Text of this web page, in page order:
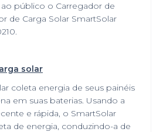
público o Carregador de
de Carga Solar SmartSolar
solar
coleta energia de seus painéis
em suas baterias. Usando a
e rápida, o SmartSolar
de energia, conduzindo-a de